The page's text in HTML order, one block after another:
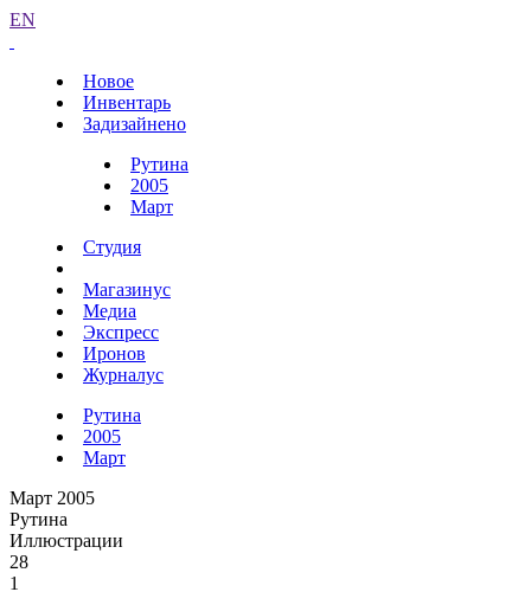
EN
Новое
Инвентарь
Задизайнено
Рутина
2005
Март
Студия
Магазинус
Медиа
Экспресс
Иронов
Журналус
Рутина
2005
Март
Март 2005
Рутина
Иллюстрации
28
1